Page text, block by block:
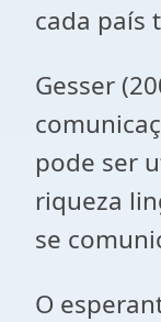
cada país
Gesser
pode ser
riqueza
se
O